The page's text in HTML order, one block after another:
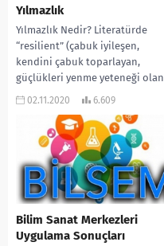
Yılmazlık
Yılmazlık Nedir? Literatürde
“resilient” (çabuk iyileşen,
kendini çabuk toparlayan,
güçlükleri yenme yeteneği olan
kişi) terimi, bir kişilik özelliği
02.11.2020 6.609
Bilim Sanat Merkezleri
Uygulama Sonuçları